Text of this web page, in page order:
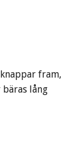
fram,
lång